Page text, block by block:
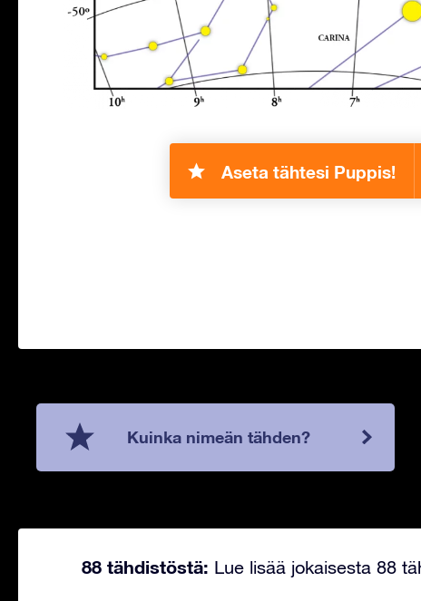
Aseta tähtesi Puppis!
Kuinka nimeän tähden?
88 tähdistöstä: Lue lisää jokaisesta 88